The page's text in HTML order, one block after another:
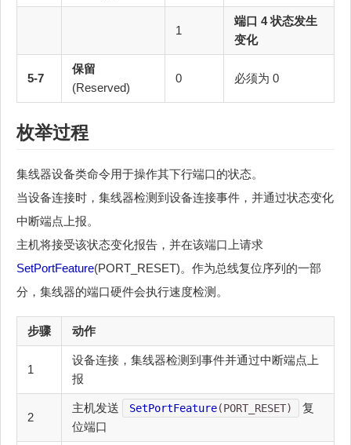
1
端口 4 状态发生
变化
5-7
保留
(Reserved)
0 必须为 0
枚举过程
集线器设备类命令用于操作其下行端口的状态。
当设备连接时，集线器检测到设备连接事件，并通过状态变化
中断端点上报。
主机将接受该状态变化报告，并在该端口上请求
SetPortFeature(PORT_RESET)。作为总线复位序列的一部
分，集线器的端口硬件会执行速度检测。
步骤 动作
1
设备连接，集线器检测到事件并通过中断端点上
报
2
主机发送 SetPortFeature(PORT_RESET)
复
位端口